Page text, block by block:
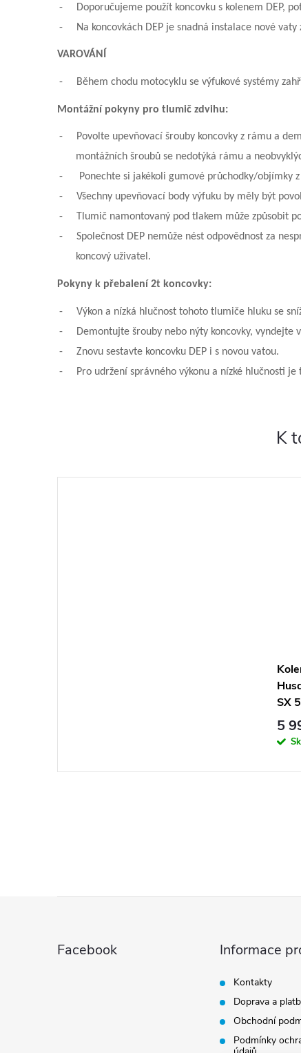
-
Doporučujeme použít koncovku s kolenem DEP,
-
Na koncovkách DEP je snadná instalace nové vaty
VAROVÁNÍ
- Během chodu motocyklu se výfukové systémy
Montážní pokyny pro tlumič zdvihu:
-
Povolte upevňovací šrouby koncovky z rámu a
montážních šroubů se nedotýká rámu a
-
Ponechte si jakékoli gumové průchodky/objímky
-
Všechny upevňovací body výfuku by měly být
-
Tlumič namontovaný pod tlakem může způsobit
-
Společnost DEP nemůže nést odpovědnost za
koncový uživatel.
Pokyny k přebalení 2t koncovky:
-
Výkon a nízká hlučnost tohoto tlumiče hluku se
-
Demontujte šrouby nebo nýty koncovky,
-
Znovu sestavte koncovku DEP i s novou vatou.
-
Pro udržení správného výkonu a nízké hlučnosti
K
SX
5
Facebook Informace
Kontakty
Doprava a
Obchodní
Podmínky